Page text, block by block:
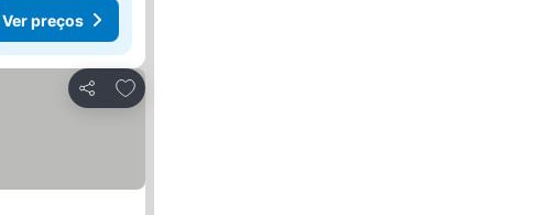
Ver preços
Partilhar
Adicionar aos favoritos